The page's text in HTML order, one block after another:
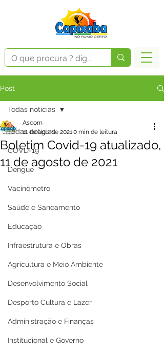
Post
Todas notícias
COVD-19
Dengue
Vacinômetro
Saúde e Saneamento
Educação
Infraestrutura e Obras
Agricultura e Meio Ambiente
Desenvolvimento Social
Desporto Cultura e Lazer
Administração e Finanças
Institucional e Governo
Todas notícias
Boletim Covid-19 atualizado,
11 de agosto de 2021
Ascom
11 de ago. de 20210 min de leitura